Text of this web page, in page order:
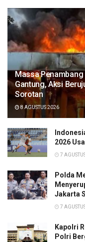
Massa
Gantung, Aksi
Sorotan
8 AGUSTUS 2026
2026
7
Polda
Jakarta
7
Kapolri
Polri